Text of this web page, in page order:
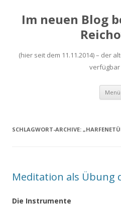
Im neuen Blog
(hier seit dem 11.11.2014) – der
verfügbar
Menü
SCHLAGWORT-ARCHIVE:
Meditation als Übung
Die Instrumente